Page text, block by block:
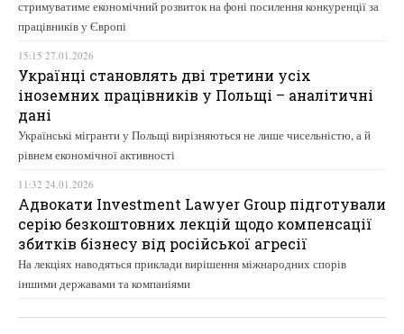
стримуватиме економічний розвиток на фоні посилення конкуренції за
працівників у Європі
15:15 27.01.2026
Українці становлять дві третини усіх
іноземних працівників у Польщі – аналітичні
дані
Українські мігранти у Польщі вирізняються не лише чисельністю, а й
рівнем економічної активності
11:32 24.01.2026
Адвокати Investment Lawyer Group підготували
серію безкоштовних лекцій щодо компенсації
збитків бізнесу від російської агресії
На лекціях наводяться приклади вирішення міжнародних спорів
іншими державами та компаніями